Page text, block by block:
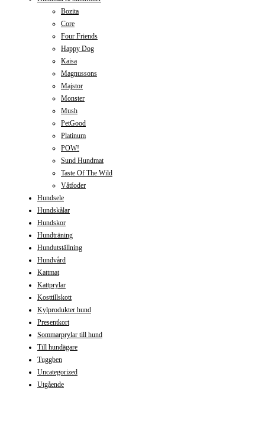
Bozita
Core
Four Friends
Happy Dog
Kaisa
Magnussons
Majstor
Monster
Mush
PetGood
Platinum
POW!
Sund Hundmat
Taste Of The Wild
Våtfoder
Hundsele
Hundskålar
Hundskor
Hundträning
Hundutställning
Hundvård
Kattmat
Kattprylar
Kosttillskott
Kylprodukter hund
Presentkort
Sommarprylar till hund
Till hundägare
Tuggben
Uncategorized
Utgående